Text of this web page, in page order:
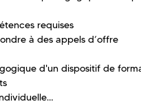
requises
à des appels d’offre
d'un dispositif de